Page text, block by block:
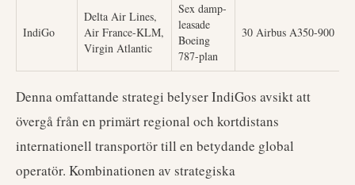
IndiGo
Delta Air Lines,
Air France-KLM,
Virgin Atlantic
Sex damp-
leasade
Boeing
787-plan
30 Airbus A350-900
Denna omfattande strategi belyser IndiGos avsikt att
övergå från en primärt regional och kortdistans
internationell transportör till en betydande global
operatör. Kombinationen av strategiska